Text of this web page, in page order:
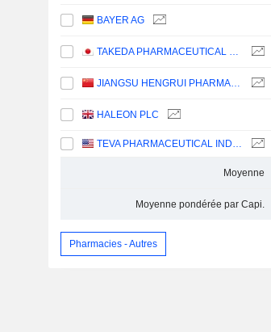
BAYER AG
TAKEDA PHARMACEUTICAL COMPANY LIMITED
JIANGSU HENGRUI PHARMACEUTICALS CO.,LTD
HALEON PLC
TEVA PHARMACEUTICAL INDUSTRIES LIMITED
Moyenne
Moyenne pondérée par Capi.
Pharmacies - Autres